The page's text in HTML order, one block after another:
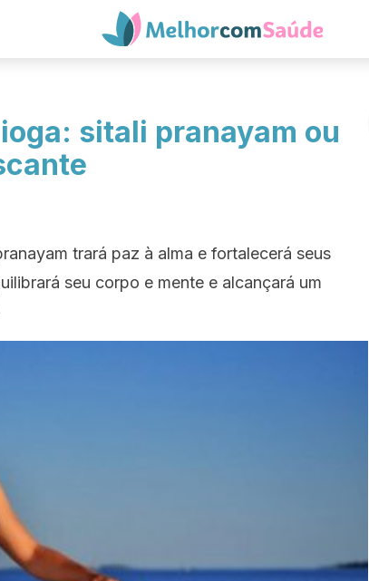
sitali pranayam ou
trará paz à alma e fortalecerá seus
seu corpo e mente e alcançará um